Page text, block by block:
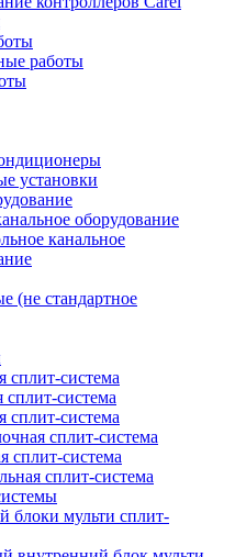
работы
установки
оборудование
канальное
(не стандартное
сплит-система
сплит-система
сплит-система
сплит-система
сплит-система
сплит-система
блоки мульти сплит-